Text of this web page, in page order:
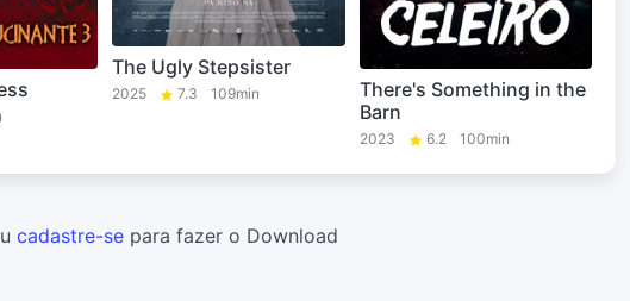
The Ugly Stepsister
2025 7.3 109min
There's Something in the
Barn
2023 6.2 100min
cadastre-se para fazer o Download